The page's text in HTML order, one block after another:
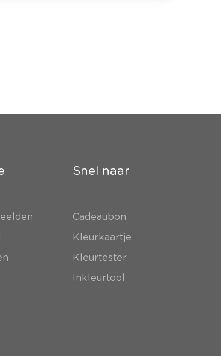
Snel naar
Cadeaubon
Kleurkaartje
Kleurtester
Inkleurtool